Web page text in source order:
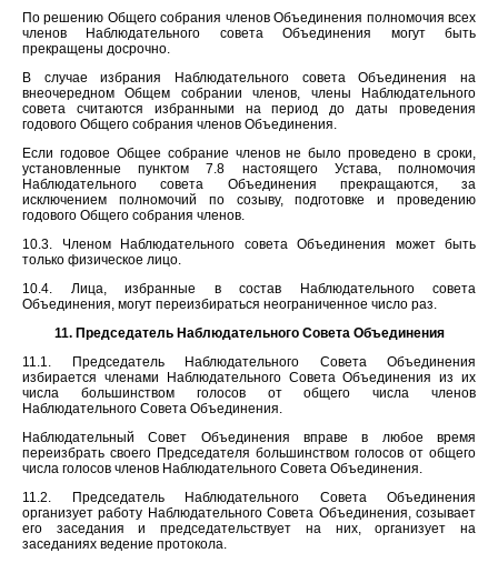
По решению Общего собрания членов Объединения полномочия всех
членов Наблюдательного совета Объединения могут быть
прекращены досрочно.
В случае избрания Наблюдательного совета Объединения на
внеочередном Общем собрании членов, члены Наблюдательного
совета считаются избранными на период до даты проведения
годового Общего собрания членов Объединения.
Если годовое Общее собрание членов не было проведено в сроки,
установленные пунктом 7.8 настоящего Устава, полномочия
Наблюдательного совета Объединения прекращаются, за
исключением полномочий по созыву, подготовке и проведению
годового Общего собрания членов.
10.3. Членом Наблюдательного совета Объединения может быть
только физическое лицо.
10.4. Лица, избранные в состав Наблюдательного совета
Объединения, могут переизбираться неограниченное число раз.
11. Председатель Наблюдательного Совета Объединения
11.1. Председатель Наблюдательного Совета Объединения
избирается членами Наблюдательного Совета Объединения из их
числа большинством голосов от общего числа членов
Наблюдательного Совета Объединения.
Наблюдательный Совет Объединения вправе в любое время
переизбрать своего Председателя большинством голосов от общего
числа голосов членов Наблюдательного Совета Объединения.
11.2. Председатель Наблюдательного Совета Объединения
организует работу Наблюдательного Совета Объединения, созывает
его заседания и председательствует на них, организует на
заседаниях ведение протокола.